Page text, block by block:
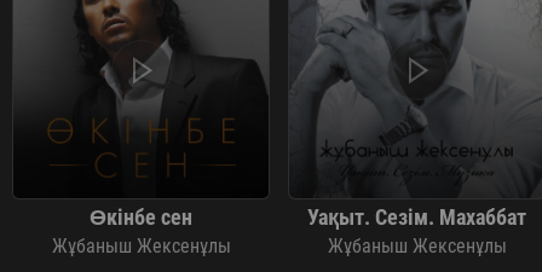
Өкінбе сен
Жұбаныш Жексенұлы
Уақыт. Сезім. Махаббат
Жұбаныш Жексенұлы